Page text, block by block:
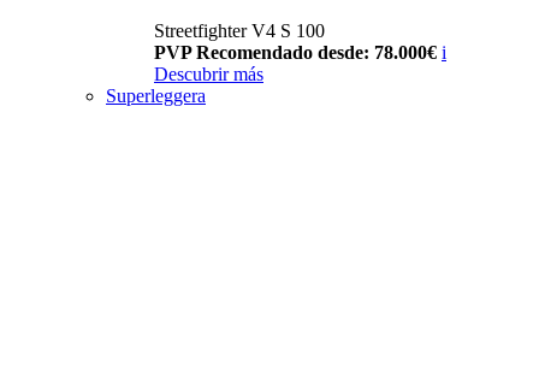
Streetfighter V4 S 100
PVP Recomendado desde: 78.000€ i
Descubrir más
Superleggera